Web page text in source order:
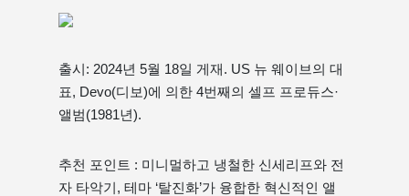
출시: 2024년 5월 18일 게재. US 뉴 웨이브의 대
표, Devo(디보)에 의한 4번째의 셀프 프로듀스·
앨범(1981년).
추천 포인트 : 미니멀하고 냉철한 신세리프와 전
자 타악기, 테마 ‘탈진화’가 융합한 혁신적인 앨